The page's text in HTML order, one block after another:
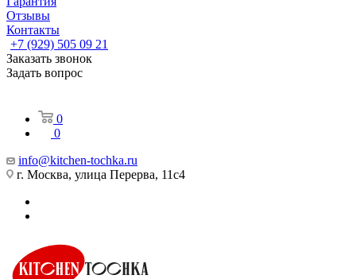
Отзывы
Контакты
+7 (929) 505 09 21
Заказать звонок
Задать вопрос
0
0
info@kitchen-tochka.ru
г. Москва, улица Перерва, 11с4